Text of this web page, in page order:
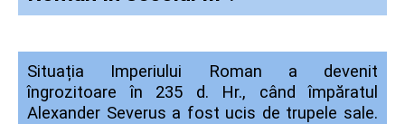
Situația Imperiului Roman a devenit
îngrozitoare în 235 d. Hr., când împăratul
Alexander Severus a fost ucis de trupele sale.